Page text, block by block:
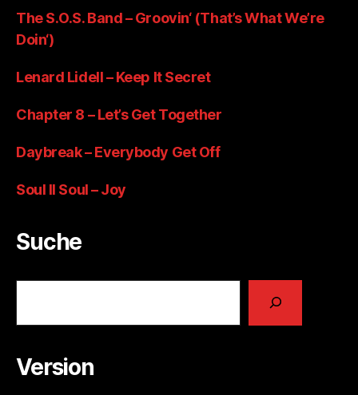
The S.O.S. Band – Groovin‘ (That’s What We’re
Doin‘)
Lenard Lidell – Keep It Secret
Chapter 8 – Let’s Get Together
Daybreak – Everybody Get Off
Soul II Soul – Joy
Suche
Version